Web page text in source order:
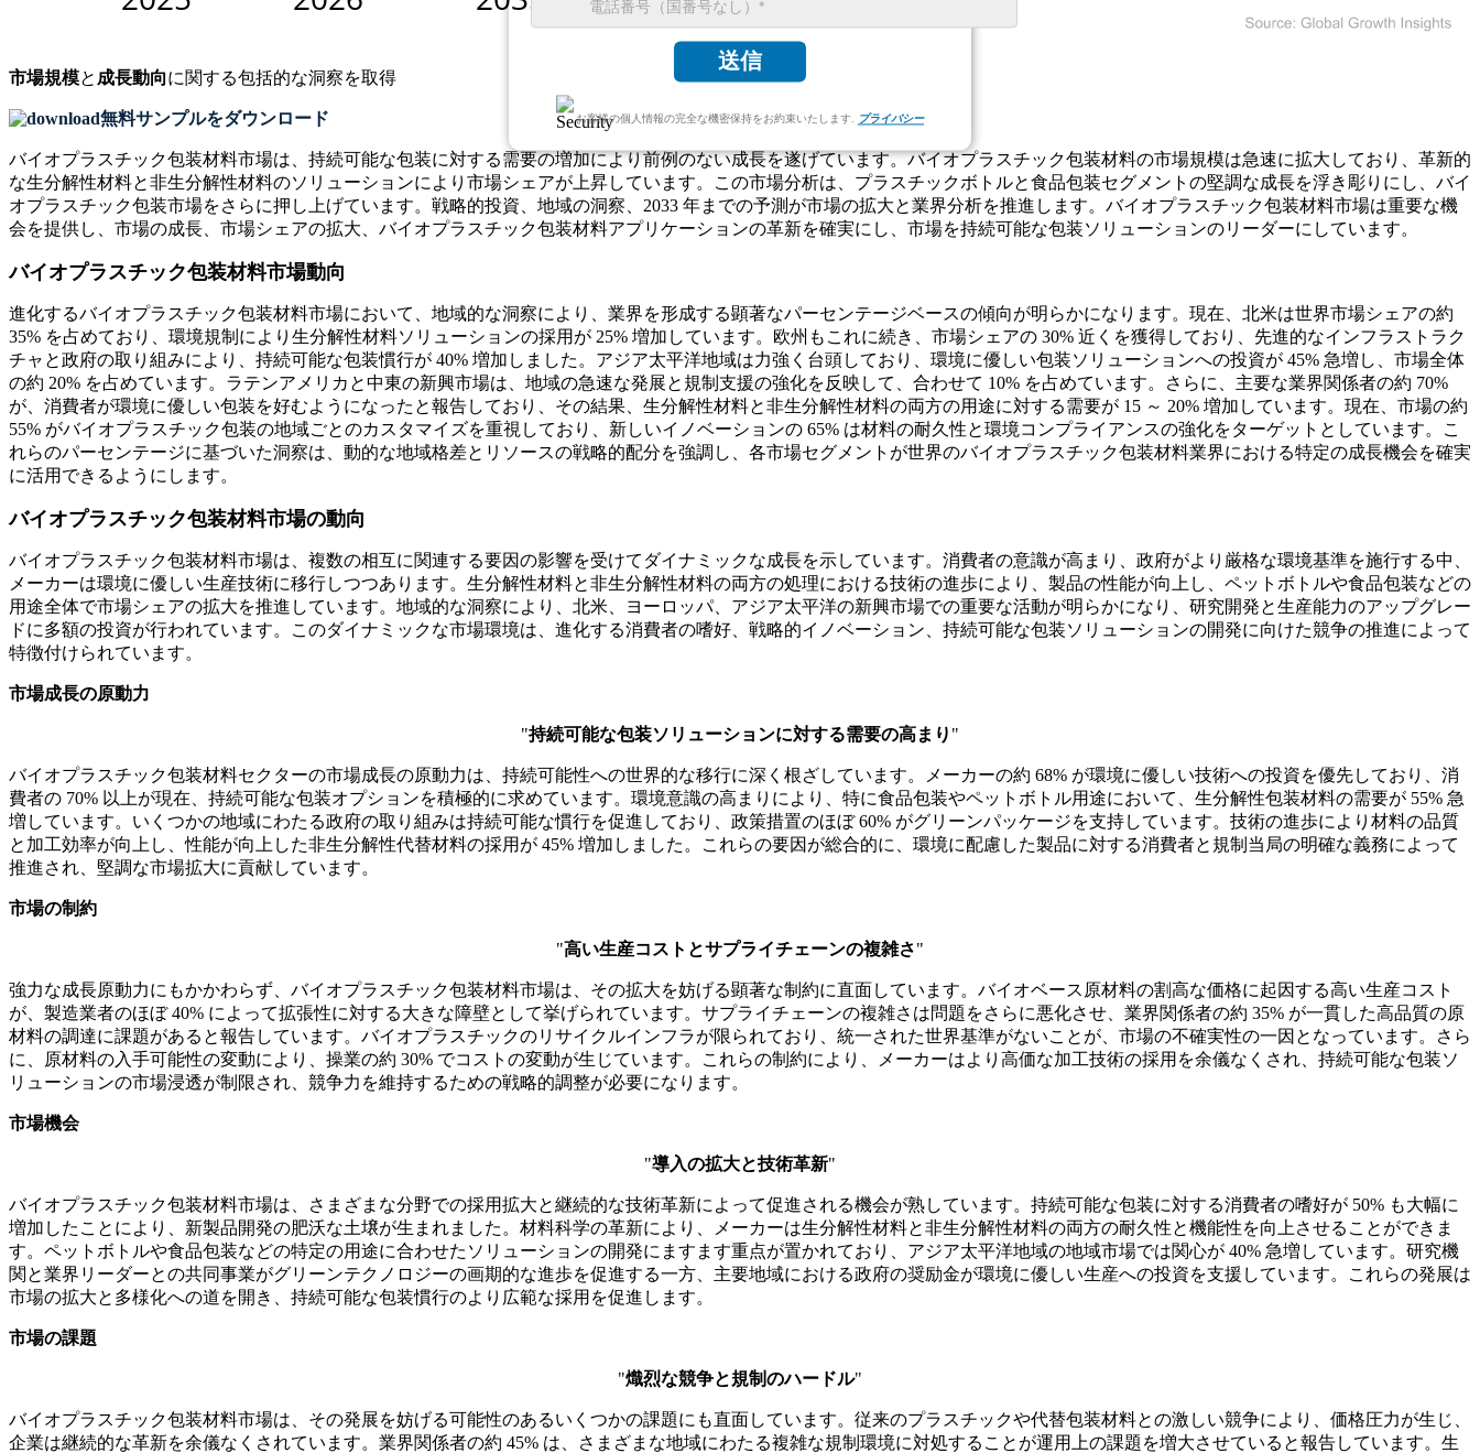
送信
お客様の個人情報の完全な機密保持をお約束いたします. プライバシー
市場規模と 成長動向に関する包括的な洞察を取得
無料サンプルをダウンロード
バイオプラスチック包装材料市場は、持続可能な包装に対する需要の増加により前例のない成長を遂げています。バイオプラスチック包装材料の市場規模は急速に拡大しており、革新的
な生分解性材料と非生分解性材料のソリューションにより市場シェアが上昇しています。この市場分析は、プラスチックボトルと食品包装セグメントの堅調な成長を浮き彫りにし、バイ
オプラスチック包装市場をさらに押し上げています。戦略的投資、地域の洞察、2033 年までの予測が市場の拡大と業界分析を推進します。バイオプラスチック包装材料市場は重要な機
会を提供し、市場の成長、市場シェアの拡大、バイオプラスチック包装材料アプリケーションの革新を確実にし、市場を持続可能な包装ソリューションのリーダーにしています。
バイオプラスチック包装材料市場動向
進化するバイオプラスチック包装材料市場において、地域的な洞察により、業界を形成する顕著なパーセンテージベースの傾向が明らかになります。現在、北米は世界市場シェアの約
35% を占めており、環境規制により生分解性材料ソリューションの採用が 25% 増加しています。欧州もこれに続き、市場シェアの 30% 近くを獲得しており、先進的なインフラストラク
チャと政府の取り組みにより、持続可能な包装慣行が 40% 増加しました。アジア太平洋地域は力強く台頭しており、環境に優しい包装ソリューションへの投資が 45% 急増し、市場全体
の約 20% を占めています。ラテンアメリカと中東の新興市場は、地域の急速な発展と規制支援の強化を反映して、合わせて 10% を占めています。さらに、主要な業界関係者の約 70%
が、消費者が環境に優しい包装を好むようになったと報告しており、その結果、生分解性材料と非生分解性材料の両方の用途に対する需要が 15 ～ 20% 増加しています。現在、市場の約
55% がバイオプラスチック包装の地域ごとのカスタマイズを重視しており、新しいイノベーションの 65% は材料の耐久性と環境コンプライアンスの強化をターゲットとしています。こ
れらのパーセンテージに基づいた洞察は、動的な地域格差とリソースの戦略的配分を強調し、各市場セグメントが世界のバイオプラスチック包装材料業界における特定の成長機会を確実
に活用できるようにします。
バイオプラスチック包装材料市場の動向
バイオプラスチック包装材料市場は、複数の相互に関連する要因の影響を受けてダイナミックな成長を示しています。消費者の意識が高まり、政府がより厳格な環境基準を施行する中、
メーカーは環境に優しい生産技術に移行しつつあります。生分解性材料と非生分解性材料の両方の処理における技術の進歩により、製品の性能が向上し、ペットボトルや食品包装などの
用途全体で市場シェアの拡大を推進しています。地域的な洞察により、北米、ヨーロッパ、アジア太平洋の新興市場での重要な活動が明らかになり、研究開発と生産能力のアップグレー
ドに多額の投資が行われています。このダイナミックな市場環境は、進化する消費者の嗜好、戦略的イノベーション、持続可能な包装ソリューションの開発に向けた競争の推進によって
特徴付けられています。
市場成長の原動力
"持続可能な包装ソリューションに対する需要の高まり "
バイオプラスチック包装材料セクターの市場成長の原動力は、持続可能性への世界的な移行に深く根ざしています。メーカーの約 68% が環境に優しい技術への投資を優先しており、消
費者の 70% 以上が現在、持続可能な包装オプションを積極的に求めています。環境意識の高まりにより、特に食品包装やペットボトル用途において、生分解性包装材料の需要が 55% 急
増しています。いくつかの地域にわたる政府の取り組みは持続可能な慣行を促進しており、政策措置のほぼ 60% がグリーンパッケージを支持しています。技術の進歩により材料の品質
と加工効率が向上し、性能が向上した非生分解性代替材料の採用が 45% 増加しました。これらの要因が総合的に、環境に配慮した製品に対する消費者と規制当局の明確な義務によって
推進され、堅調な市場拡大に貢献しています。
市場の制約
"高い生産コストとサプライチェーンの複雑さ"
強力な成長原動力にもかかわらず、バイオプラスチック包装材料市場は、その拡大を妨げる顕著な制約に直面しています。バイオベース原材料の割高な価格に起因する高い生産コスト
が、製造業者のほぼ 40% によって拡張性に対する大きな障壁として挙げられています。サプライチェーンの複雑さは問題をさらに悪化させ、業界関係者の約 35% が一貫した高品質の原
材料の調達に課題があると報告しています。バイオプラスチックのリサイクルインフラが限られており、統一された世界基準がないことが、市場の不確実性の一因となっています。さら
に、原材料の入手可能性の変動により、操業の約 30% でコストの変動が生じています。これらの制約により、メーカーはより高価な加工技術の採用を余儀なくされ、持続可能な包装ソ
リューションの市場浸透が制限され、競争力を維持するための戦略的調整が必要になります。
市場機会
"導入の拡大と技術革新"
バイオプラスチック包装材料市場は、さまざまな分野での採用拡大と継続的な技術革新によって促進される機会が熟しています。持続可能な包装に対する消費者の嗜好が 50% も大幅に
増加したことにより、新製品開発の肥沃な土壌が生まれました。材料科学の革新により、メーカーは生分解性材料と非生分解性材料の両方の耐久性と機能性を向上させることができま
す。ペットボトルや食品包装などの特定の用途に合わせたソリューションの開発にますます重点が置かれており、アジア太平洋地域の地域市場では関心が 40% 急増しています。研究機
関と業界リーダーとの共同事業がグリーンテクノロジーの画期的な進歩を促進する一方、主要地域における政府の奨励金が環境に優しい生産への投資を支援しています。これらの発展は
市場の拡大と多様化への道を開き、持続可能な包装慣行のより広範な採用を促進します。
市場の課題
"熾烈な競争と規制のハードル"
バイオプラスチック包装材料市場は、その発展を妨げる可能性のあるいくつかの課題にも直面しています。従来のプラスチックや代替包装材料との激しい競争により、価格圧力が生じ、
企業は継続的な革新を余儀なくされています。業界関係者の約 45% は、さまざまな地域にわたる複雑な規制環境に対処することが運用上の課題を増大させていると報告しています。生